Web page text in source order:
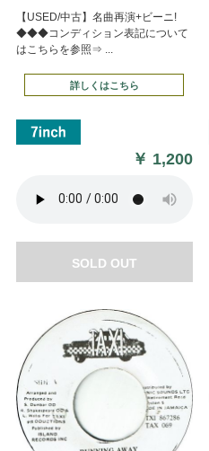
【USED/中古】名曲再演+ビーニ!
◆◆◆コンディション表記について
はこちらを参照⇒ ...
詳しくはこちら
￥ 1,200
SOLD OUT